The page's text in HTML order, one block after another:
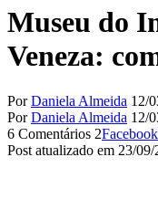
Museu do
Veneza:
PorDaniela Almeida 12/
PorDaniela Almeida 12/
6 Comentários 2Facebook
Post atualizado em 23/09/